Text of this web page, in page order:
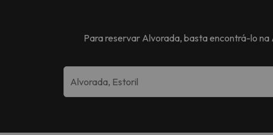
Para reservar Alvorada, basta encontrá-lo na